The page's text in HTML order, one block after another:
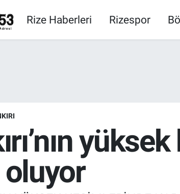
Rize Haberleri Rizespor